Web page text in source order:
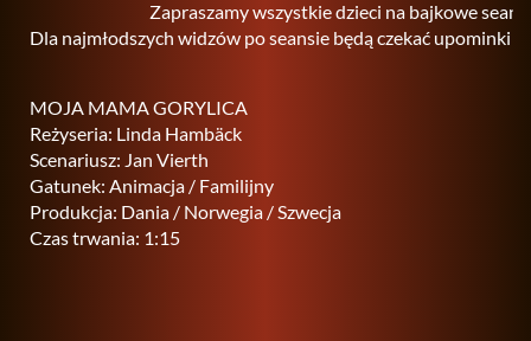
Zapraszamy wszystkie dzieci na bajkowe
Dla najmłodszych widzów po seansie będą czekać upominki
MOJA MAMA GORYLICA
Reżyseria: Linda Hambäck
Scenariusz: Jan Vierth
Gatunek: Animacja / Familijny
Produkcja: Dania / Norwegia / Szwecja
Czas trwania: 1:15